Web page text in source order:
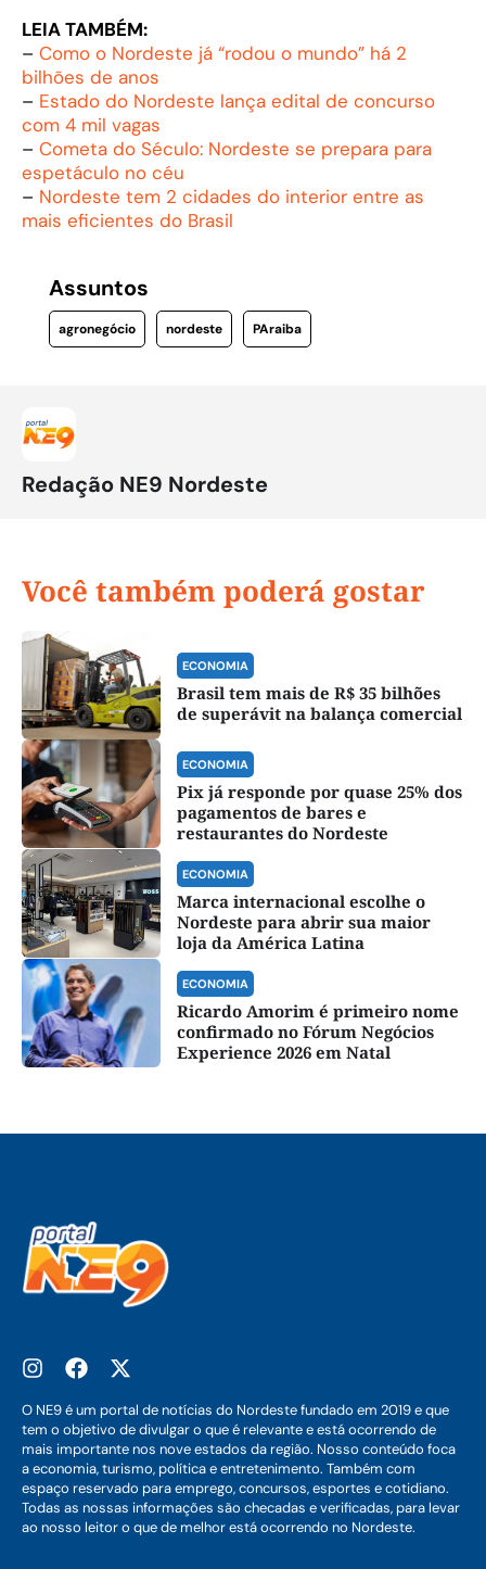
LEIA TAMBÉM:
– Como o Nordeste já “rodou o mundo” há 2
bilhões de anos
– Estado do Nordeste lança edital de concurso
com 4 mil vagas
– Cometa do Século: Nordeste se prepara para
espetáculo no céu
– Nordeste tem 2 cidades do interior entre as
mais eficientes do Brasil
Assuntos
agronegócio nordeste PAraiba
Redação NE9 Nordeste
Você também poderá gostar
ECONOMIA
Brasil tem mais de R$ 35 bilhões
de superávit na balança comercial
ECONOMIA
Pix já responde por quase 25% dos
pagamentos de bares e
restaurantes do Nordeste
ECONOMIA
Marca internacional escolhe o
Nordeste para abrir sua maior
loja da América Latina
ECONOMIA
Ricardo Amorim é primeiro nome
confirmado no Fórum Negócios
Experience 2026 em Natal
O NE9 é um portal de notícias do Nordeste fundado em 2019 e que
tem o objetivo de divulgar o que é relevante e está ocorrendo de
mais importante nos nove estados da região. Nosso conteúdo foca
a economia, turismo, política e entretenimento. Também com
espaço reservado para emprego, concursos, esportes e cotidiano.
Todas as nossas informações são checadas e verificadas, para levar
ao nosso leitor o que de melhor está ocorrendo no Nordeste.